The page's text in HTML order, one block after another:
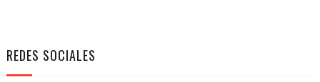
REDES SOCIALES